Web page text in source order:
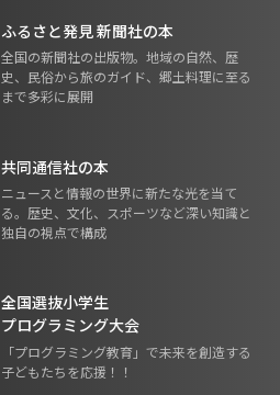
ふるさと発見 新聞社の本
全国の新聞社の出版物。地域の自然、歴
史、民俗から旅のガイド、郷土料理に至る
まで多彩に展開
共同通信社の本
ニュースと情報の世界に新たな光を当て
る。歴史、文化、スポーツなど深い知識と
独自の視点で構成
全国選抜小学生
プログラミング大会
「プログラミング教育」で未来を創造する
子どもたちを応援！！